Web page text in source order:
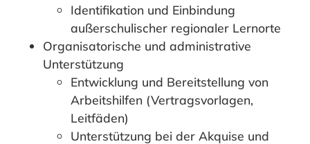
Identifikation und Einbindung
außerschulischer regionaler Lernorte
Organisatorische und administrative
Unterstützung
Entwicklung und Bereitstellung von
Arbeitshilfen (Vertragsvorlagen,
Leitfäden)
Unterstützung bei der Akquise und